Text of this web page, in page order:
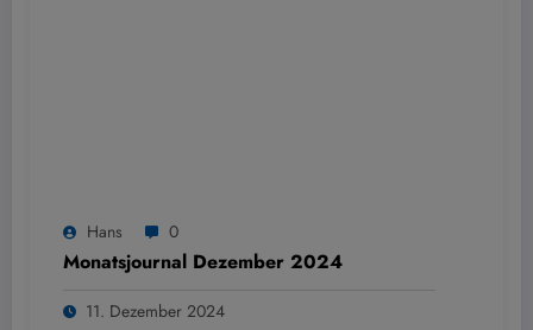
Hans 0
Monatsjournal Dezember 2024
11. Dezember 2024